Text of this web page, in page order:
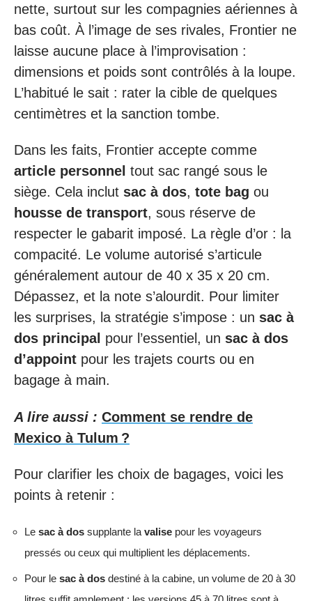
nette, surtout sur les compagnies aériennes à
bas coût. À l’image de ses rivales, Frontier ne
laisse aucune place à l’improvisation :
dimensions et poids sont contrôlés à la loupe.
L’habitué le sait : rater la cible de quelques
centimètres et la sanction tombe.
Dans les faits, Frontier accepte comme
article personnel tout sac rangé sous le
siège. Cela inclut sac à dos, tote bag ou
housse de transport, sous réserve de
respecter le gabarit imposé. La règle d’or : la
compacité. Le volume autorisé s’articule
généralement autour de 40 x 35 x 20 cm.
Dépassez, et la note s’alourdit. Pour limiter
les surprises, la stratégie s’impose : un sac à
dos principal pour l’essentiel, un sac à dos
d’appoint pour les trajets courts ou en
bagage à main.
A lire aussi : Comment se rendre de
Mexico à Tulum ?
Pour clarifier les choix de bagages, voici les
points à retenir :
Le sac à dos supplante la valise pour les voyageurs
pressés ou ceux qui multiplient les déplacements.
Pour le sac à dos destiné à la cabine, un volume de 20 à 30